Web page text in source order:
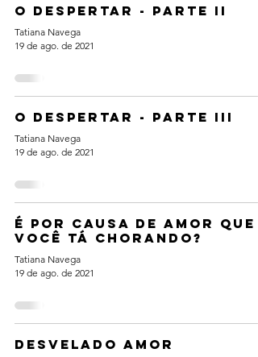
O despertar - parte II
Tatiana Navega
19 de ago. de 2021
O despertar - parte III
Tatiana Navega
19 de ago. de 2021
É por causa de amor que
você tá chorando?
Tatiana Navega
19 de ago. de 2021
Desvelado amor